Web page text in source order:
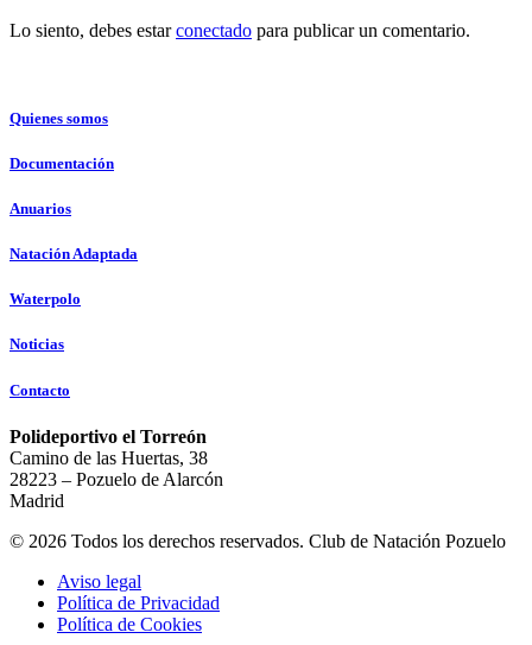
Lo siento, debes estarconectado para publicar un comentario.
Quienes somos
Documentación
Anuarios
Natación Adaptada
Waterpolo
Noticias
Contacto
Polideportivo el Torreón
Camino de las Huertas, 38
28223 – Pozuelo de Alarcón
Madrid
© 2026 Todos los derechos reservados. Club de Natación Pozuelo
Aviso legal
Política de Privacidad
Política de Cookies